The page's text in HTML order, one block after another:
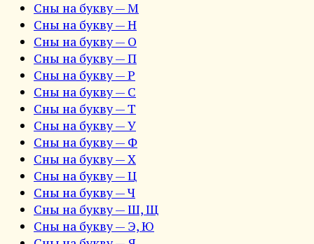
Сны на букву — М
Сны на букву — Н
Сны на букву — О
Сны на букву — П
Сны на букву — Р
Сны на букву — С
Сны на букву — Т
Сны на букву — У
Сны на букву — Ф
Сны на букву — Х
Сны на букву — Ц
Сны на букву — Ч
Сны на букву — Ш, Щ
Сны на букву — Э, Ю